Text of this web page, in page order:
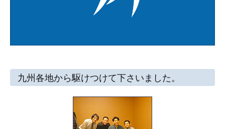
九州各地から駆けつけて下さいました。